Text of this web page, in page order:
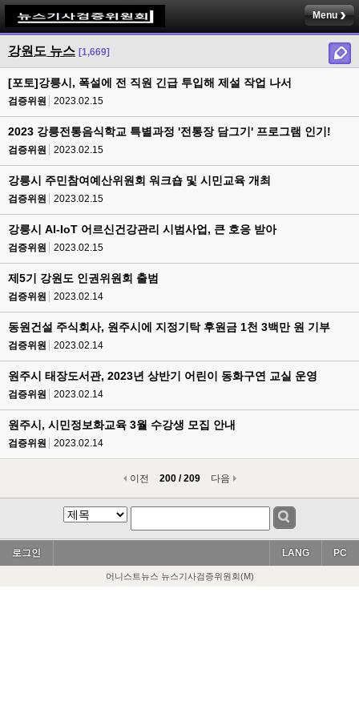
Menu
강원도 뉴스 [1,669]
[포토]강릉시, 폭설에 전 직원 긴급 투입해 제설 작업 나서
검증위원 2023.02.15
2023 강릉전통음식학교 특별과정 '전통장 담그기' 프로그램 인기!
검증위원 2023.02.15
강릉시 주민참여예산위원회 워크숍 및 시민교육 개최
검증위원 2023.02.15
강릉시 AI-IoT 어르신건강관리 시범사업, 큰 호응 받아
검증위원 2023.02.15
제5기 강원도 인권위원회 출범
검증위원 2023.02.14
동원건설 주식회사, 원주시에 지정기탁 후원금 1천 3백만 원 기부
검증위원 2023.02.14
원주시 태장도서관, 2023년 상반기 어린이 동화구연 교실 운영
검증위원 2023.02.14
원주시, 시민정보화교육 3월 수강생 모집 안내
검증위원 2023.02.14
이전 200 / 209 다음
로그인 PC
LANG
어니스트뉴스 뉴스기사검증위원회(M)